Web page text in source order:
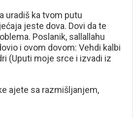
uradiš ka tvom putu
jeste dova. Dovi da te
Poslanik, sallallahu
i ovom dovom: Vehdi kalbi
(Uputi moje srce i izvadi iz
ajete sa razmišljanjem,